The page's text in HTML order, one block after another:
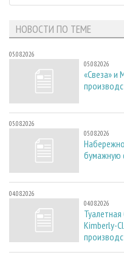
НОВОСТИ ПО ТЕМЕ
05.08.2026
05.08.2026
«Свеза»
05.08.2026
05.08.2026
бумажную
04.08.2026
04.08.2026
Kimberly-